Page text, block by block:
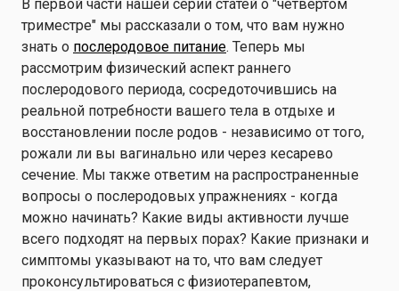
В первой части нашей серии статей о "четвертом
триместре" мы рассказали о том, что вам нужно
знать о послеродовое питание. Теперь мы
рассмотрим физический аспект раннего
послеродового периода, сосредоточившись на
реальной потребности вашего тела в отдыхе и
восстановлении после родов - независимо от того,
рожали ли вы вагинально или через кесарево
сечение. Мы также ответим на распространенные
вопросы о послеродовых упражнениях - когда
можно начинать? Какие виды активности лучше
всего подходят на первых порах? Какие признаки и
симптомы указывают на то, что вам следует
проконсультироваться с физиотерапевтом,